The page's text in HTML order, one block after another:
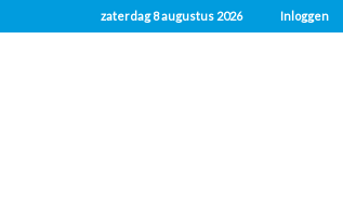
zaterdag 8 augustus 2026 Inloggen